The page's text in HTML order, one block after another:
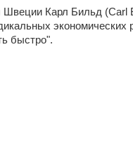
Карл Бильд (Carl
быстро".